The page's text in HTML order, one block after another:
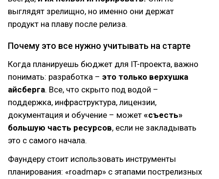
выглядят зрелищно, но именно они держат
продукт на плаву после релиза.
Почему это все нужно учитывать на старте
Когда планируешь бюджет для IT-проекта, важно
понимать: разработка – это только верхушка
айсберга. Все, что скрыто под водой –
поддержка, инфраструктура, лицензии,
документация и обучение – может «съесть»
большую часть ресурсов, если не закладывать
это с самого начала.
Фаундеру стоит использовать инструменты
планирования: «roadmap» с этапами пострелизных